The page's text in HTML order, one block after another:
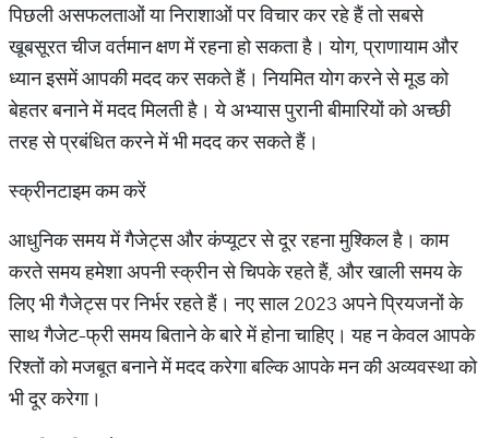
पिछली असफलताओं या निराशाओं पर विचार कर रहे हैं तो सबसे
खूबसूरत चीज वर्तमान क्षण में रहना हो सकता है। योग, प्राणायाम और
ध्यान इसमें आपकी मदद कर सकते हैं। नियमित योग करने से मूड को
बेहतर बनाने में मदद मिलती है। ये अभ्यास पुरानी बीमारियों को अच्छी
तरह से प्रबंधित करने में भी मदद कर सकते हैं।
स्क्रीनटाइम कम करें
आधुनिक समय में गैजेट्स और कंप्यूटर से दूर रहना मुश्किल है। काम
करते समय हमेशा अपनी स्क्रीन से चिपके रहते हैं, और खाली समय के
लिए भी गैजेट्स पर निर्भर रहते हैं। नए साल 2023 अपने प्रियजनों के
साथ गैजेट-फ्री समय बिताने के बारे में होना चाहिए। यह न केवल आपके
रिश्तों को मजबूत बनाने में मदद करेगा बल्कि आपके मन की अव्यवस्था को
भी दूर करेगा।